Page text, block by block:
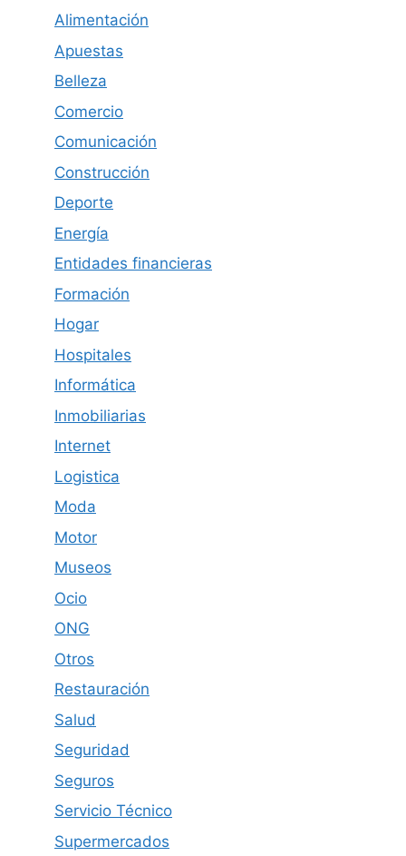
Alimentación
Apuestas
Belleza
Comercio
Comunicación
Construcción
Deporte
Energía
Entidades financieras
Formación
Hogar
Hospitales
Informática
Inmobiliarias
Internet
Logistica
Moda
Motor
Museos
Ocio
ONG
Otros
Restauración
Salud
Seguridad
Seguros
Servicio Técnico
Supermercados